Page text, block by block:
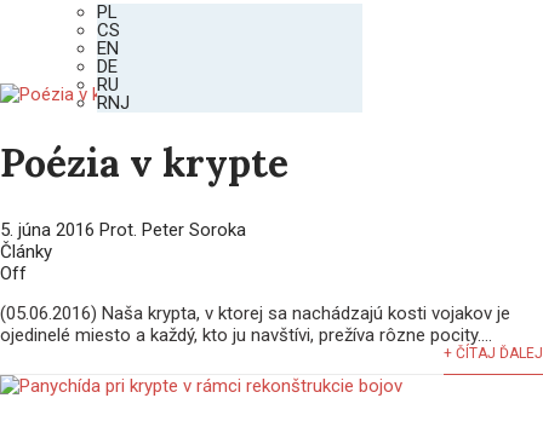
PL
CS
EN
DE
RU
RNJ
Poézia v krypte
5. júna 2016 Prot. Peter Soroka
Články
Off
(05.06.2016) Naša krypta, v ktorej sa nachádzajú kosti vojakov je
ojedinelé miesto a každý, kto ju navštívi, prežíva rôzne pocity....
+ ČÍTAJ ĎALEJ